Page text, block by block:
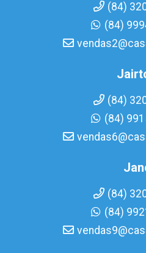
(84)
(84)
(84)
(84)
(84)
(84)